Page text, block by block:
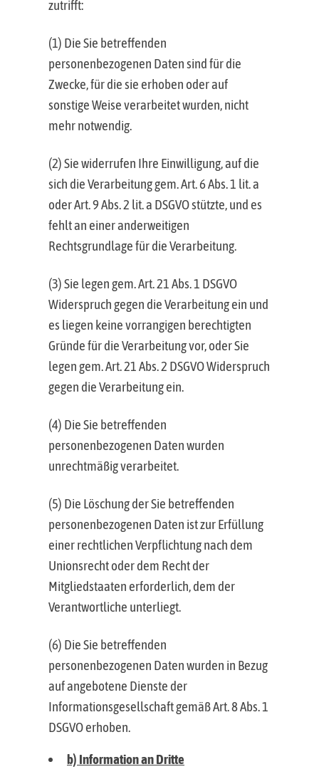
zutrifft:
(1) Die Sie betreffenden
personenbezogenen Daten sind für die
Zwecke, für die sie erhoben oder auf
sonstige Weise verarbeitet wurden, nicht
mehr notwendig.
(2) Sie widerrufen Ihre Einwilligung, auf die
sich die Verarbeitung gem. Art. 6 Abs. 1 lit. a
oder Art. 9 Abs. 2 lit. a DSGVO stützte, und es
fehlt an einer anderweitigen
Rechtsgrundlage für die Verarbeitung.
(3) Sie legen gem. Art. 21 Abs. 1 DSGVO
Widerspruch gegen die Verarbeitung ein und
es liegen keine vorrangigen berechtigten
Gründe für die Verarbeitung vor, oder Sie
legen gem. Art. 21 Abs. 2 DSGVO Widerspruch
gegen die Verarbeitung ein.
(4) Die Sie betreffenden
personenbezogenen Daten wurden
unrechtmäßig verarbeitet.
(5) Die Löschung der Sie betreffenden
personenbezogenen Daten ist zur Erfüllung
einer rechtlichen Verpflichtung nach dem
Unionsrecht oder dem Recht der
Mitgliedstaaten erforderlich, dem der
Verantwortliche unterliegt.
(6) Die Sie betreffenden
personenbezogenen Daten wurden in Bezug
auf angebotene Dienste der
Informationsgesellschaft gemäß Art. 8 Abs. 1
DSGVO erhoben.
b) Information an Dritte